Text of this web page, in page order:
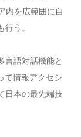
内を広範囲に自
う。
言語対話機能と
て情報アクセシ
日本の最先端技